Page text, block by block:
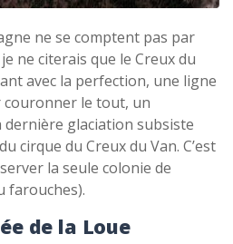
ne se comptent pas par
ne citerais que le Creux du
avec la perfection, une ligne
le tout, un
glaciation subsiste
cirque du Creux du Van. C’est
la seule colonie de
farouches).
de la Loue